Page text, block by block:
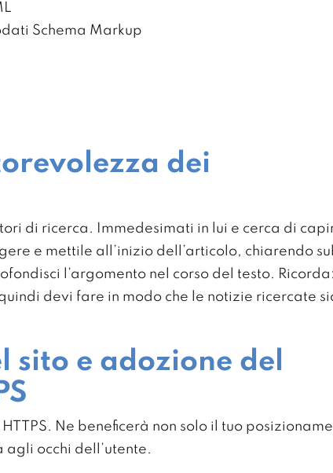
Schema Markup
dei
di ricerca. Immedesimati in lui e cerca di
e mettile all’inizio dell’articolo, chiarendo
l’argomento nel corso del testo.
devi fare in modo che le notizie ricercate
sito e adozione del
Ne beneficerà non solo il tuo
occhi dell’utente.